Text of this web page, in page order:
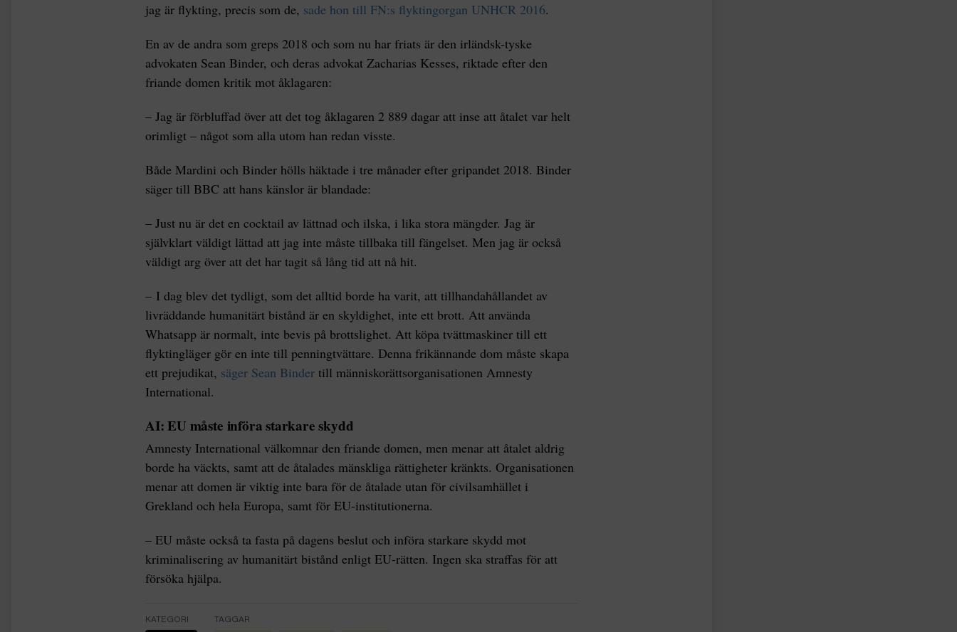
jag är flykting, precis som de, sade hon till FN:s flyktingorgan UNHCR 2016.
En av de andra som greps 2018 och som nu har friats är den irländsk-tyske
advokaten Sean Binder, och deras advokat Zacharias Kesses, riktade efter den
friande domen kritik mot åklagaren:
– Jag är förbluffad över att det tog åklagaren 2 889 dagar att inse att åtalet var helt
orimligt – något som alla utom han redan visste.
Både Mardini och Binder hölls häktade i tre månader efter gripandet 2018. Binder
säger till BBC att hans känslor är blandade:
– Just nu är det en cocktail av lättnad och ilska, i lika stora mängder. Jag är
självklart väldigt lättad att jag inte måste tillbaka till fängelset. Men jag är också
väldigt arg över att det har tagit så lång tid att nå hit.
– I dag blev det tydligt, som det alltid borde ha varit, att tillhandahållandet av
livräddande humanitärt bistånd är en skyldighet, inte ett brott. Att använda
Whatsapp är normalt, inte bevis på brottslighet. Att köpa tvättmaskiner till ett
flyktingläger gör en inte till penningtvättare. Denna frikännande dom måste skapa
ett prejudikat, säger Sean Binder till människorättsorganisationen Amnesty
International.
AI: EU måste införa starkare skydd
Amnesty International välkomnar den friande domen, men menar att åtalet aldrig
borde ha väckts, samt att de åtalades mänskliga rättigheter kränkts. Organisationen
menar att domen är viktig inte bara för de åtalade utan för civilsamhället i
Grekland och hela Europa, samt för EU-institutionerna.
– EU måste också ta fasta på dagens beslut och införa starkare skydd mot
kriminalisering av humanitärt bistånd enligt EU-rätten. Ingen ska straffas för att
försöka hjälpa.
KATEGORI TAGGAR